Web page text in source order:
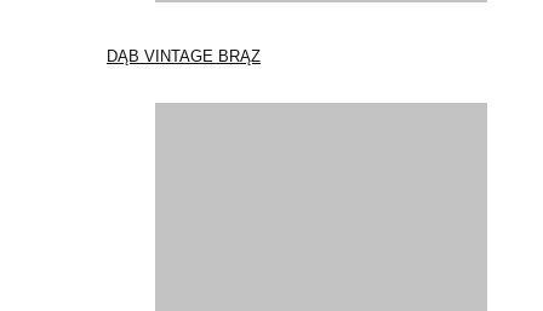
DĄB VINTAGE BRĄZ